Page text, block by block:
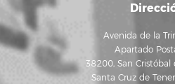
Avenida de la
Apartado
38200, San Cristóbal
Santa Cruz de